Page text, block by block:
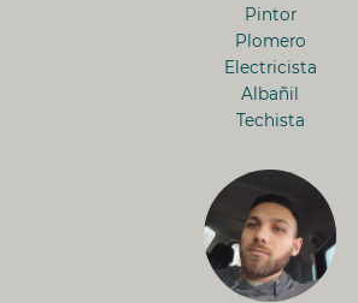
Pintor
Plomero
Electricista
Albañil
Techista